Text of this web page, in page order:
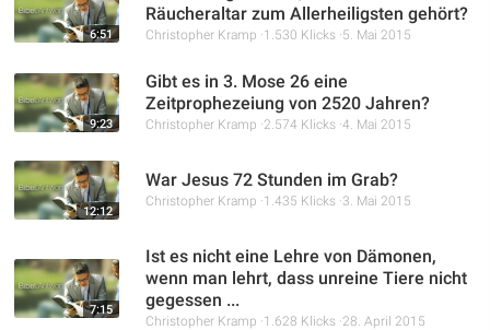
6:51
Räucheraltar zum Allerheiligsten gehört?
Christopher Kramp 1.530 Klicks 5. Mai 2015
9:23
Gibt es in 3. Mose 26 eine
Zeitprophezeiung von 2520 Jahren?
Christopher Kramp 2.574 Klicks 4. Mai 2015
12:12
War Jesus 72 Stunden im Grab?
Christopher Kramp 1.435 Klicks 3. Mai 2015
7:15
Ist es nicht eine Lehre von Dämonen,
wenn man lehrt, dass unreine Tiere nicht
gegessen ...
Christopher Kramp 1.628 Klicks 28. April 2015